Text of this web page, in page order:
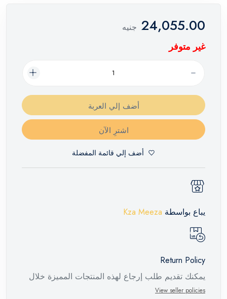
24,055.00 جنيه
غير متوفر
أضف إلي العربة
اشترِ الآن
أضف إلي قائمة المفضلة
يباع بواسطة Kza Meeza
Return Policy
يمكنك تقديم طلب إرجاع لهذه المنتجات المميزة خلال
View seller policies